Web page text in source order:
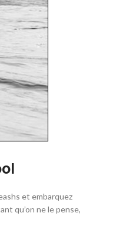
et embarquez
qu’on ne le pense,